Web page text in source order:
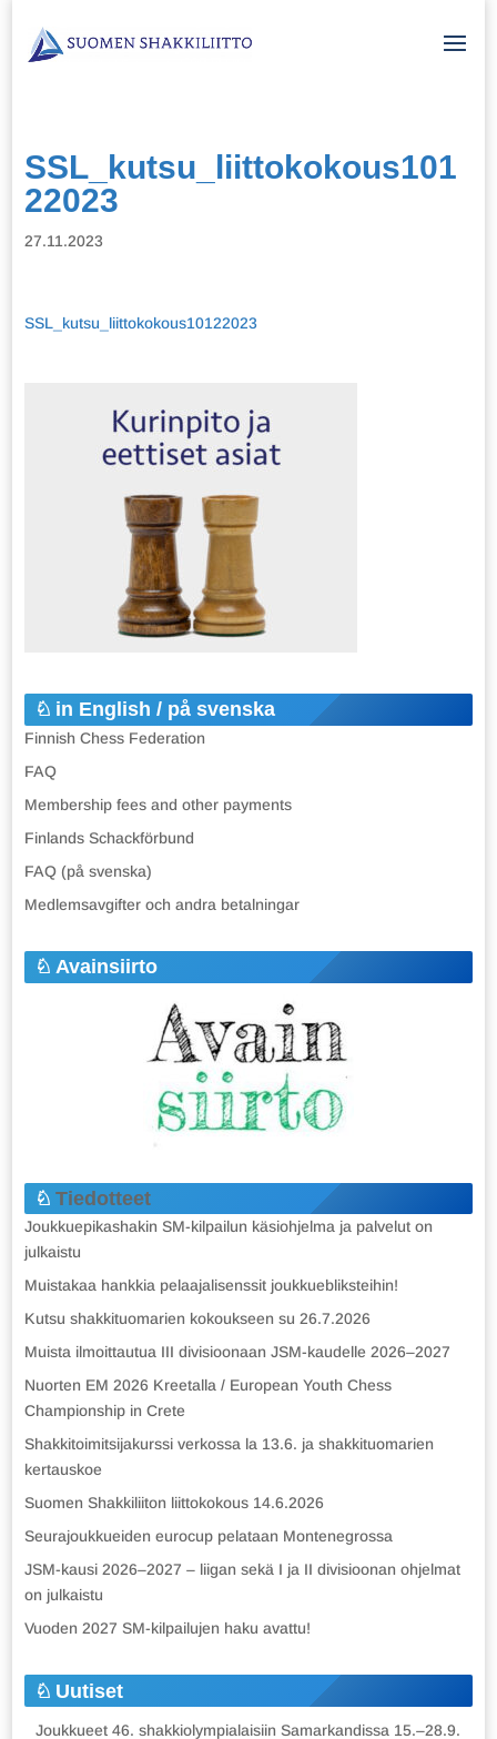
SSL_kutsu_liittokokous101
22023
27.11.2023
SSL_kutsu_liittokokous10122023
in English / på svenska
Finnish Chess Federation
FAQ
Membership fees and other payments
Finlands Schackförbund
FAQ (på svenska)
Medlemsavgifter och andra betalningar
Avainsiirto
Tiedotteet
Joukkuepikashakin SM-kilpailun käsiohjelma ja palvelut on
julkaistu
Muistakaa hankkia pelaajalisenssit joukkuebliksteihin!
Kutsu shakkituomarien kokoukseen su 26.7.2026
Muista ilmoittautua III divisioonaan JSM-kaudelle 2026–2027
Nuorten EM 2026 Kreetalla / European Youth Chess
Championship in Crete
Shakkitoimitsijakurssi verkossa la 13.6. ja shakkituomarien
kertauskoe
Suomen Shakkiliiton liittokokous 14.6.2026
Seurajoukkueiden eurocup pelataan Montenegrossa
JSM-kausi 2026–2027 – liigan sekä I ja II divisioonan ohjelmat
on julkaistu
Vuoden 2027 SM-kilpailujen haku avattu!
Uutiset
Joukkueet 46. shakkiolympialaisiin Samarkandissa 15.–28.9.